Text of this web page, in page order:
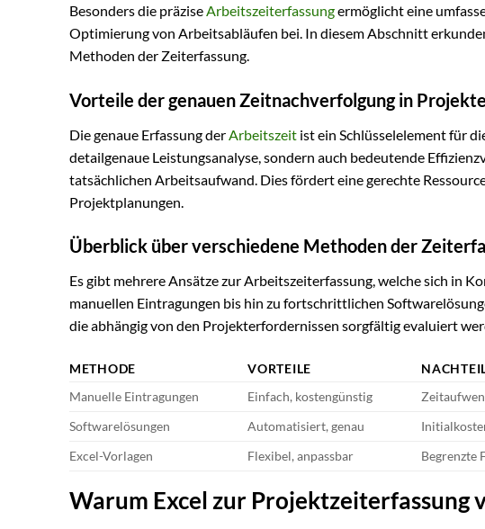
Besonders die präziseArbeitszeiterfassungermöglicht eine
Optimierung von Arbeitsabläufen bei. In diesem Abschnitt
Methoden der Zeiterfassung.
Vorteile der genauen Zeitnachverfolgung in
Die genaue Erfassung der Arbeitszeit ist ein Schlüsselelement für
detailgenaue Leistungsanalyse, sondern auch bedeutende
tatsächlichen Arbeitsaufwand. Dies fördert eine gerechte
Projektplanungen.
Überblick über verschiedene Methoden der
Es gibt mehrere Ansätze zur Arbeitszeiterfassung, welche sich in
manuellen Eintragungen bis hin zu fortschrittlichen
die abhängig von den Projekterfordernissen sorgfältig evaluiert
METHODE VORTEILE
Manuelle Eintragungen
Einfach, kostengünstig
Softwarelösungen
Automatisiert, genau
Excel-Vorlagen
Flexibel, anpassbar Begrenzte
Warum Excel zur Projektzeiterfassung